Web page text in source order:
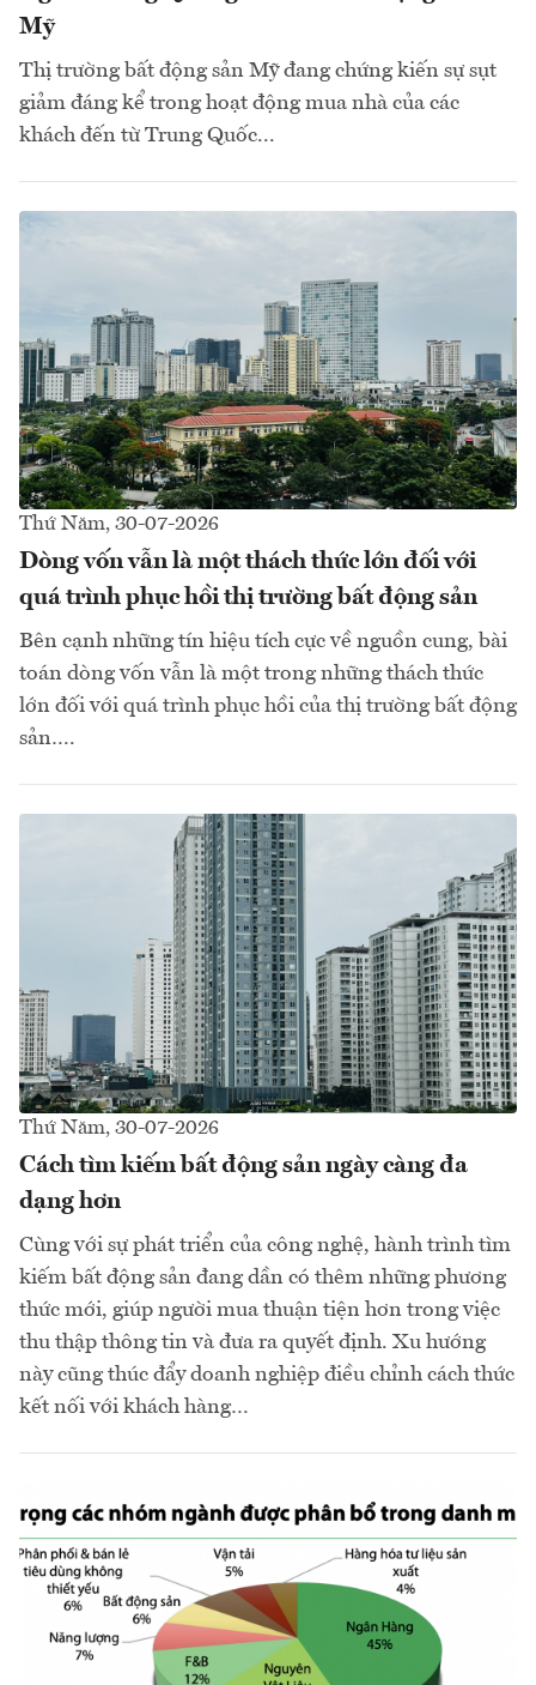
Mỹ
Thị trường bất động sản Mỹ đang chứng kiến sự sụt
giảm đáng kể trong hoạt động mua nhà của các
khách đến từ Trung Quốc...
Thứ Năm, 30-07-2026
Dòng vốn vẫn là một thách thức lớn đối với
quá trình phục hồi thị trường bất động sản
Bên cạnh những tín hiệu tích cực về nguồn cung, bài
toán dòng vốn vẫn là một trong những thách thức
lớn đối với quá trình phục hồi của thị trường bất động
sản….
Thứ Năm, 30-07-2026
Cách tìm kiếm bất động sản ngày càng đa
dạng hơn
Cùng với sự phát triển của công nghệ, hành trình tìm
kiếm bất động sản đang dần có thêm những phương
thức mới, giúp người mua thuận tiện hơn trong việc
thu thập thông tin và đưa ra quyết định. Xu hướng
này cũng thúc đẩy doanh nghiệp điều chỉnh cách thức
kết nối với khách hàng…